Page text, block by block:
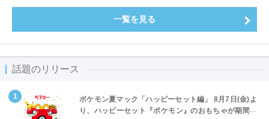
一覧を見る
話題のリリース
ポケモン夏マック「ハッピーセット編」 8月7日(金)よ
り、ハッピーセット『ポケモン』のおもちゃが期間限